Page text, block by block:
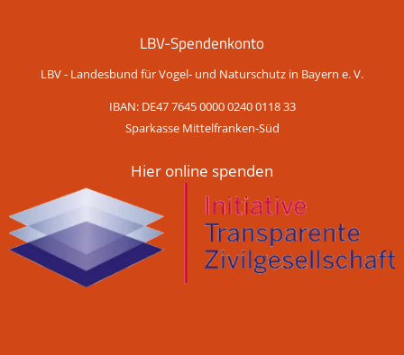
LBV-Spendenkonto
LBV - Landesbund für Vogel- und Naturschutz in Bayern e. V.
IBAN: DE47 7645 0000 0240 0118 33
Sparkasse Mittelfranken-Süd
Hier online spenden